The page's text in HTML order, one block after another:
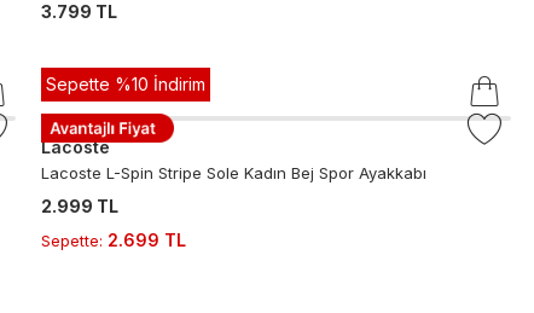
3.799 TL
Sepette %10 İndirim
Lacoste
Lacoste L-Spin Stripe Sole Kadın Bej Spor Ayakkabı
2.999 TL
Sepette: 2.699 TL